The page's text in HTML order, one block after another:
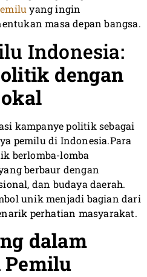
yang ingin
masa depan bangsa.
Indonesia:
dengan
kampanye politik sebagai
pemilu di Indonesia.Para
berlomba-lomba
berbaur dengan
dan budaya daerah.
unik menjadi bagian dari
perhatian masyarakat.
dalam
Pemilu